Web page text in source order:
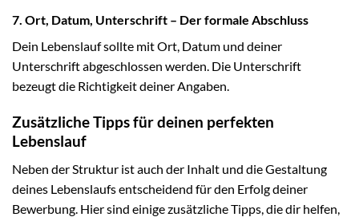
7. Ort, Datum, Unterschrift – Der formale Abschluss
Dein Lebenslauf sollte mit Ort, Datum und deiner
Unterschrift abgeschlossen werden. Die Unterschrift
bezeugt die Richtigkeit deiner Angaben.
Zusätzliche Tipps für deinen perfekten
Lebenslauf
Neben der Struktur ist auch der Inhalt und die Gestaltung
deines Lebenslaufs entscheidend für den Erfolg deiner
Bewerbung. Hier sind einige zusätzliche Tipps, die dir helfen,